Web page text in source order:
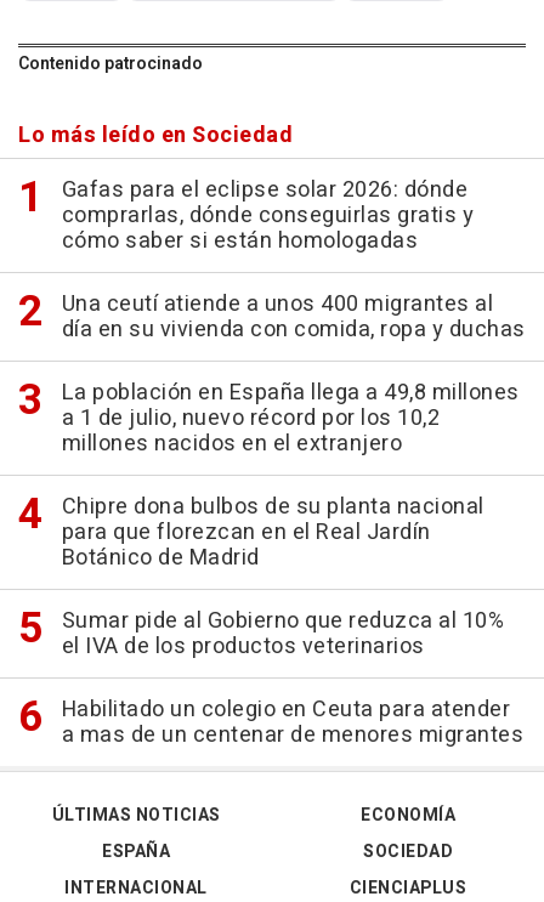
Contenido patrocinado
Lo más leído en Sociedad
Gafas para el eclipse solar 2026: dónde
comprarlas, dónde conseguirlas gratis y
cómo saber si están homologadas
Una ceutí atiende a unos 400 migrantes al
día en su vivienda con comida, ropa y duchas
La población en España llega a 49,8 millones
a 1 de julio, nuevo récord por los 10,2
millones nacidos en el extranjero
Chipre dona bulbos de su planta nacional
para que florezcan en el Real Jardín
Botánico de Madrid
Sumar pide al Gobierno que reduzca al 10%
el IVA de los productos veterinarios
Habilitado un colegio en Ceuta para atender
a mas de un centenar de menores migrantes
ÚLTIMAS NOTICIAS
ESPAÑA
INTERNACIONAL
ECONOMÍA
SOCIEDAD
CIENCIAPLUS